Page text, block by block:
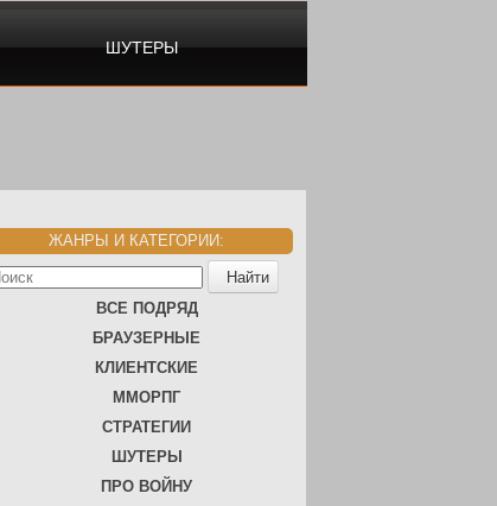
ШУТЕРЫ
ЖАНРЫ И КАТЕГОРИИ:
ВСЕ ПОДРЯД
БРАУЗЕРНЫЕ
КЛИЕНТСКИЕ
ММОРПГ
СТРАТЕГИИ
ШУТЕРЫ
ПРО ВОЙНУ